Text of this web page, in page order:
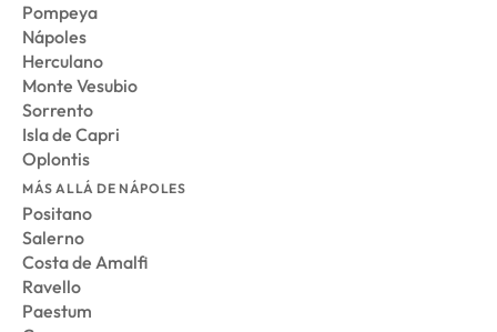
Pompeya
Nápoles
Herculano
Monte Vesubio
Sorrento
Isla de Capri
Oplontis
MÁS ALLÁ DE NÁPOLES
Positano
Salerno
Costa de Amalfi
Ravello
Paestum